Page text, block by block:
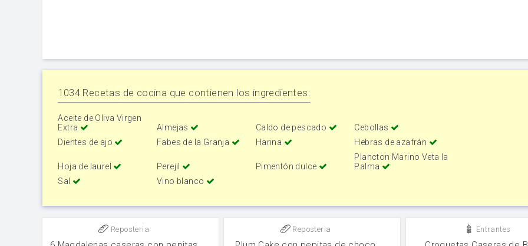
1034 Recetas de cocina que contienen los ingredientes:
Aceite de Oliva Virgen
Extra
Almejas Caldo de pescado
Cebollas
Dientes de ajo
Fabes de la Granja Harina Hebras de azafrán
Hoja de laurel Perejil Pimentón dulce
Plancton Marino Veta la
Palma
Sal
Vino blanco
Reposteria Reposteria Entrantes